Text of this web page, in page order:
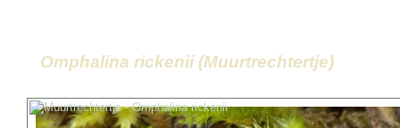
Omphalina rickenii (Muurtrechtertje)